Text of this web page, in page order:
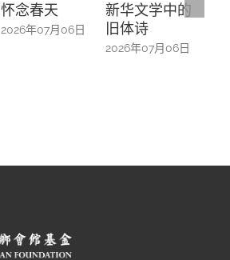
新华文学中的
旧体诗
螺钿留芳：碧
山亭贺仪镜框
中的百业记忆